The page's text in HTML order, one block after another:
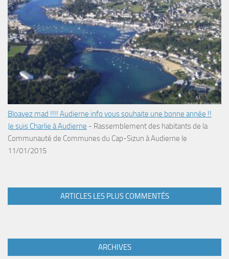
Bloavez mad !!!! Audierne info vous souhaite une bonne année !!
Je suis Charlie à Audierne - Rassemblement des habitants de la
Communauté de Communes du Cap-Sizun à Audierne le
11/01/2015
ARTICLES LES PLUS COMMENTÉS
ARCHIVES